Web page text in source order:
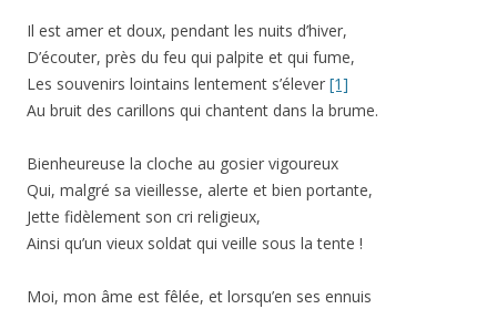
Il est amer et doux, pendant les nuits d’hiver,
D’écouter, près du feu qui palpite et qui fume,
Les souvenirs lointains lentement s’élever [1]
Au bruit des carillons qui chantent dans la brume.
Bienheureuse la cloche au gosier vigoureux
Qui, malgré sa vieillesse, alerte et bien portante,
Jette fidèlement son cri religieux,
Ainsi qu’un vieux soldat qui veille sous la tente !
Moi, mon âme est fêlée, et lorsqu’en ses ennuis